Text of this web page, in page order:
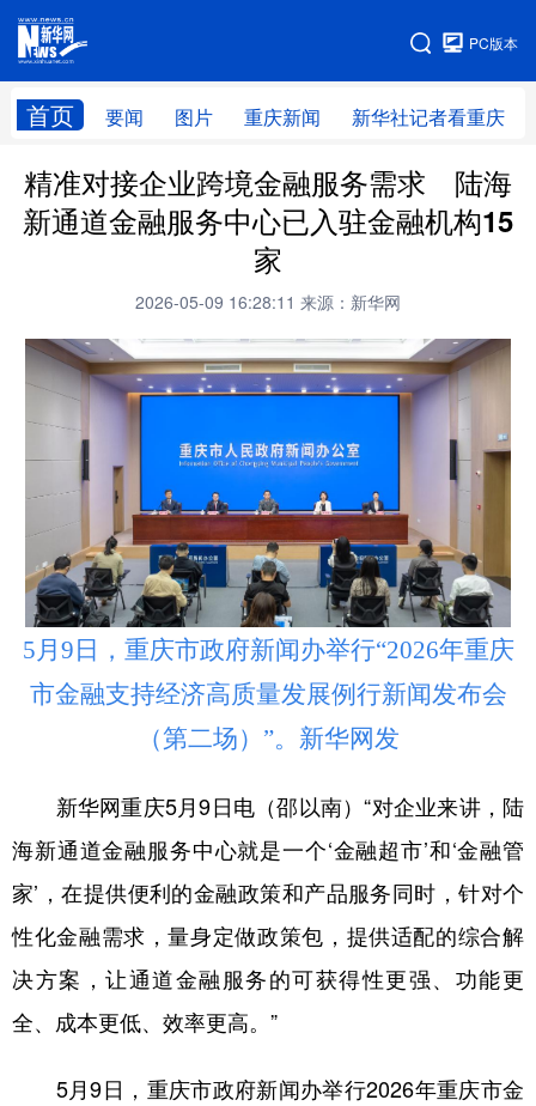
PC版本
首页 要闻 图片 重庆新闻 新华社记者看重庆
网站地图
精准对接企业跨境金融服务需求 陆海
新通道金融服务中心已入驻金融机构15
家
2026-05-09 16:28:11 来源：新华网
5月9日，重庆市政府新闻办举行“2026年重庆
市金融支持经济高质量发展例行新闻发布会
（第二场）”。新华网发
新华网重庆5月9日电（邵以南）“对企业来讲，陆
海新通道金融服务中心就是一个‘金融超市’和‘金融管
家’，在提供便利的金融政策和产品服务同时，针对个
性化金融需求，量身定做政策包，提供适配的综合解
决方案，让通道金融服务的可获得性更强、功能更
全、成本更低、效率更高。”
5月9日，重庆市政府新闻办举行2026年重庆市金